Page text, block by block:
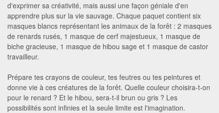
d'exprimer sa créativité, mais aussi une façon géniale d'en
apprendre plus sur la vie sauvage. Chaque paquet contient six
masques blancs représentant les animaux de la forêt : 2 masques
de renards rusés, 1 masque de cerf majestueux, 1 masque de
biche gracieuse, 1 masque de hibou sage et 1 masque de castor
travailleur.
Prépare tes crayons de couleur, tes feutres ou tes peintures et
donne vie à ces créatures de la forêt. Quelle couleur choisira-t-on
pour le renard ? Et le hibou, sera-t-il brun ou gris ? Les
possibilités sont infinies et la seule limite est l'imagination.